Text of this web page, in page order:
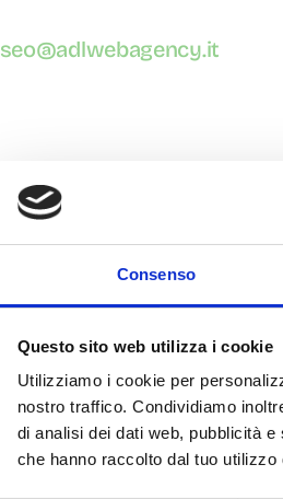
Consenso
Questo sito web utilizza i cookie
Utilizziamo i cookie per
nostro traffico. Condividiamo
di analisi dei dati web, pubblicità
che hanno raccolto dal tuo utilizzo
seo@adlwebagency.it